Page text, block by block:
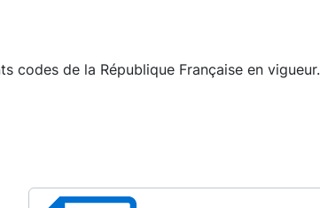
codes de la République Française en vigueur.